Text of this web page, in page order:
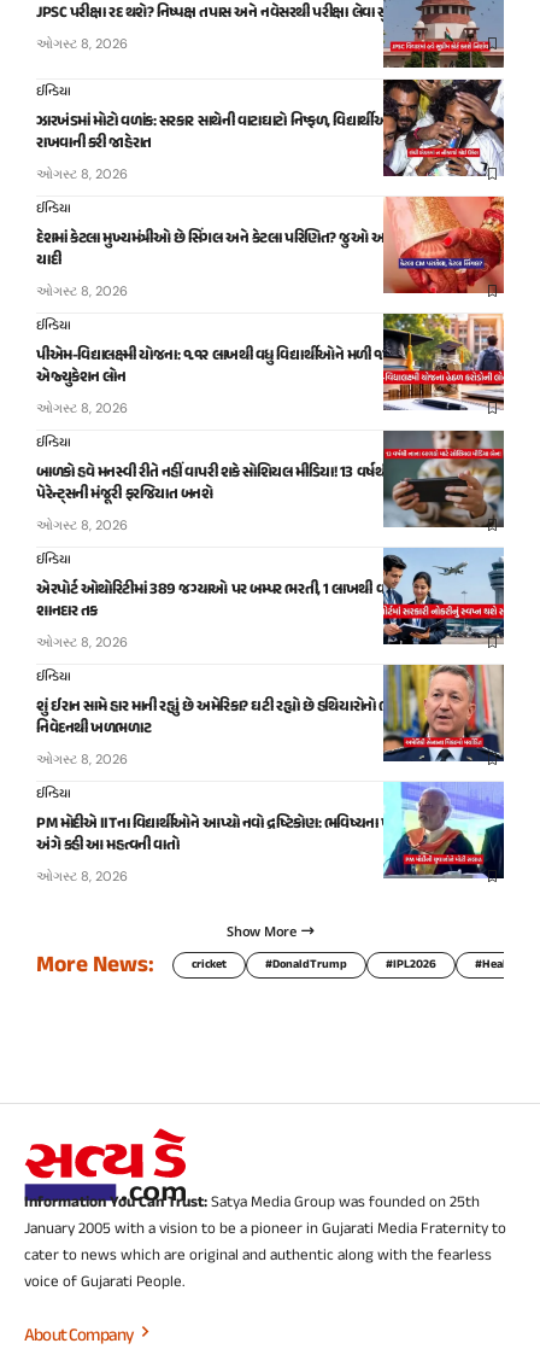
JPSC પરીક્ષા રદ થશે? નિષ્પક્ષ તપાસ અને નવેસરથી પરીક્ષા લેવા સુપ્રીમ કોર્ટમાં અરજી
ઓગસ્ટ 8, 2026
ઈન્ડિયા
ઝારખંડમાં મોટો વળાંક: સરકાર સાથેની વાટાઘાટો નિષ્ફળ, વિદ્યાર્થીઓએ આંદોલન ચાલુ
રાખવાની કરી જાહેરાત
ઓગસ્ટ 8, 2026
ઈન્ડિયા
દેશમાં કેટલા મુખ્યમંત્રીઓ છે સિંગલ અને કેટલા પરિણિત? જુઓ આંકડા સાથેની ખાસ
યાદી
ઓગસ્ટ 8, 2026
ઈન્ડિયા
પીએમ-વિદ્યાલક્ષ્મી યોજના: ૧.૧૨ લાખથી વધુ વિદ્યાર્થીઓને મળી ૧૫,૬૩૪ કરોડની
એજ્યુકેશન લોન
ઓગસ્ટ 8, 2026
ઈન્ડિયા
બાળકો હવે મનસ્વી રીતે નહીં વાપરી શકે સોશિયલ મીડિયા! 13 વર્ષથી ઓછી વય માટે
પેરેન્ટ્સની મંજૂરી ફરજિયાત બનશે
ઓગસ્ટ 8, 2026
ઈન્ડિયા
એરપોર્ટ ઓથોરિટીમાં 389 જગ્યાઓ પર બમ્પર ભરતી, 1 લાખથી વધુ પગાર મેળવવાની
શાનદાર તક
ઓગસ્ટ 8, 2026
ઈન્ડિયા
શું ઈરાન સામે હાર માની રહ્યું છે અમેરિકા? ઘટી રહ્યો છે હથિયારોનો ભંડાર, યુએસ જનરલના
નિવેદનથી ખળભળાટ
ઓગસ્ટ 8, 2026
ઈન્ડિયા
PM મોદીએ IITના વિદ્યાર્થીઓને આપ્યો નવો દ્રષ્ટિકોણ: ભવિષ્યના પડકારો અને સફળતા
અંગે કહી આ મહત્વની વાતો
ઓગસ્ટ 8, 2026
Show More
More News: cricket #DonaldTrump #IPL2026
Information You Can Trust:Satya Media Group was founded on 25th
January 2005 with a vision to be a pioneer in Gujarati Media Fraternity to
cater to news which are original and authentic along with the fearless
voice of Gujarati People.
About Company